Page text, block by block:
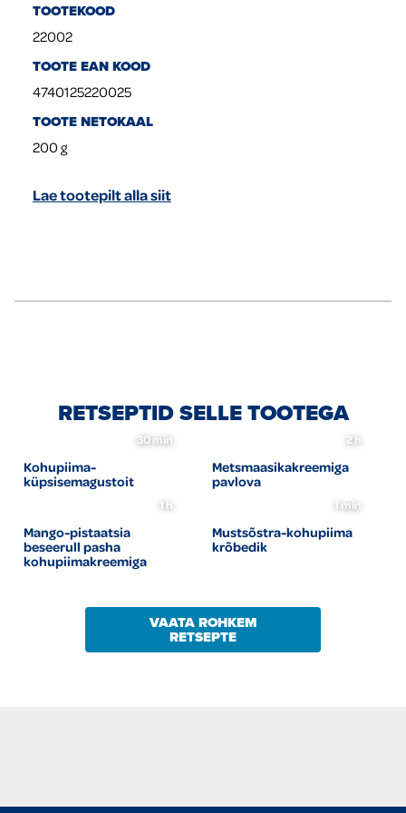
TOOTEKOOD
22002
TOOTE EAN KOOD
4740125220025
TOOTE NETOKAAL
200 g
Lae tootepilt alla siit
RETSEPTID SELLE TOOTEGA
30 min
Kohupiima-
küpsisemagustoit
2 h
Metsmaasikakreemiga
pavlova
1 h
Mango-pistaatsia
beseerull pasha
kohupiimakreemiga
1 min
Mustsõstra-kohupiima
krõbedik
VAATA ROHKEM
RETSEPTE